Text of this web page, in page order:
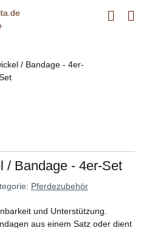
/ Bandage - 4er-Set
Pferdezubehör
und Unterstützung.
aus einem Satz oder dient